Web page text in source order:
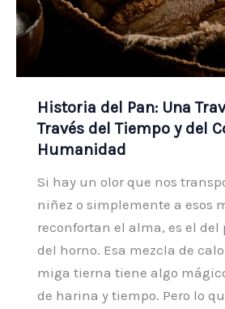
Historia del Pan: Una
Través del Tiempo y del
Humanidad
Si hay un olor que nos
niñez o simplemente a esos
reconfortan el alma, es el
del horno. Esa mezcla de
miga tierna tiene algo
de harina y tiempo. Pero lo